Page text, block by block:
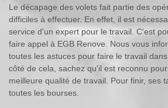
Le décapage des volets fait partie des
difficiles à effectuer. En effet, il est
service d'un expert pour le travail. C'est
faire appel à EGB Renove. Nous vous
toutes les astuces pour faire le travail
côté de cela, sachez qu'il est reconnu
meilleure qualité de travail. Pour finir, ses
toutes les bourses.